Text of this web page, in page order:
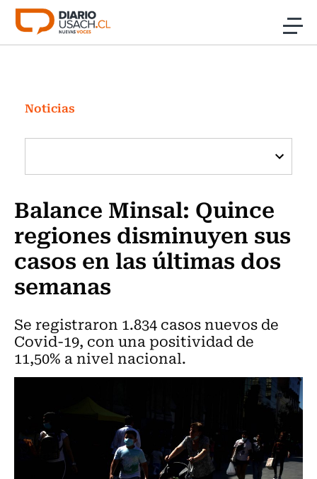
Click acá para ir directamente al contenido
Investigación
Cultura
Programas Radio y TV Usach
Noticias
Balance Minsal: Quince
regiones disminuyen sus
casos en las últimas dos
semanas
Se registraron 1.834 casos nuevos de
Covid-19, con una positividad de
11,50% a nivel nacional.